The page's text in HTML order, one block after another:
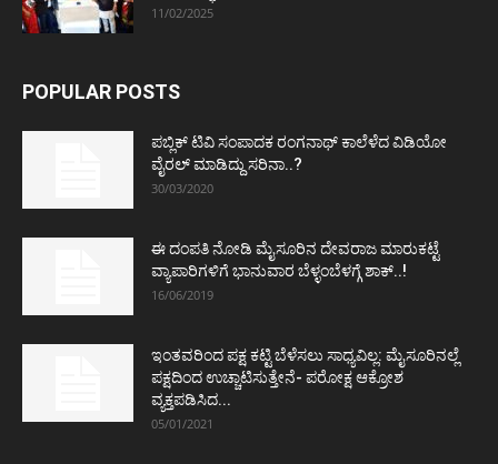
11/02/2025
POPULAR POSTS
ಪಬ್ಲಿಕ್ ಟಿವಿ ಸಂಪಾದಕ ರಂಗನಾಥ್ ಕಾಲೆಳೆದ ವಿಡಿಯೋ
ವೈರಲ್ ಮಾಡಿದ್ದು ಸರಿನಾ..?
30/03/2020
ಈ ದಂಪತಿ ನೋಡಿ ಮೈಸೂರಿನ ದೇವರಾಜ ಮಾರುಕಟ್ಟೆ
ವ್ಯಾಪಾರಿಗಳಿಗೆ ಭಾನುವಾರ ಬೆಳ್ಳಂಬೆಳಗ್ಗೆ ಶಾಕ್..!
16/06/2019
ಇಂತವರಿಂದ ಪಕ್ಷ ಕಟ್ಟಿ ಬೆಳೆಸಲು ಸಾಧ್ಯವಿಲ್ಲ: ಮೈಸೂರಿನಲ್ಲೆ
ಪಕ್ಷದಿಂದ ಉಚ್ಚಾಟಿಸುತ್ತೇನೆ- ಪರೋಕ್ಷ ಆಕ್ರೋಶ
ವ್ಯಕ್ತಪಡಿಸಿದ...
05/01/2021